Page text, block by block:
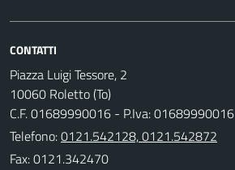
CONTATTI
Piazza Luigi Tessore, 2
10060 Roletto (To)
C.F. 01689990016 - P.Iva: 01689990016
Telefono:0121.542128, 0121.542872
Fax: 0121.342470